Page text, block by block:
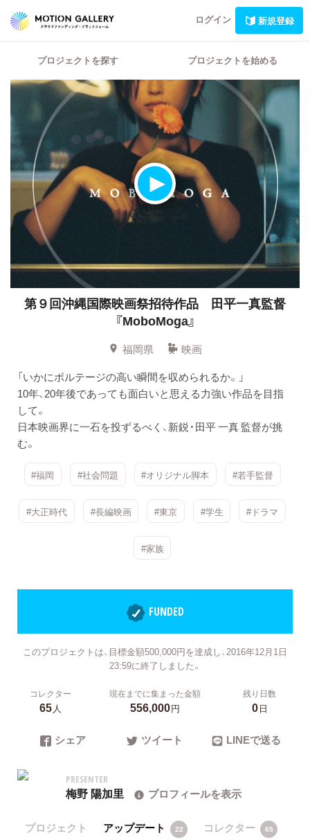
ログイン 新規登録
プロジェクトを探す プロジェクトを始める
第９回沖縄国際映画祭招待作品 田平一真監督
『MoboMoga』
福岡県
映画
「いかにボルテージの高い瞬間を収められるか。」
10年、20年後であっても面白いと思える力強い作品を目指
して。
日本映画界に一石を投ずるべく、新鋭・田平 一真 監督が挑
む。
#福岡 #社会問題 #オリジナル脚本 #若手監督
#大正時代 #長編映画 #東京 #学生 #ドラマ
#家族
FUNDED
このプロジェクトは、目標金額500,000円を達成し、2016年12月1日
23:59に終了しました。
コレクター
65人
現在までに集まった金額
556,000円
残り日数
0日
シェア ツイート LINEで送る
PRESENTER
梅野 陽加里 プロフィールを表示
プロジェクト アップデート 22 コレクター 65